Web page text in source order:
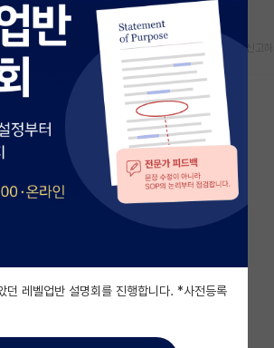
스크랩 신고하
던 레벨업반 설명회를 진행합니다. *사전등록